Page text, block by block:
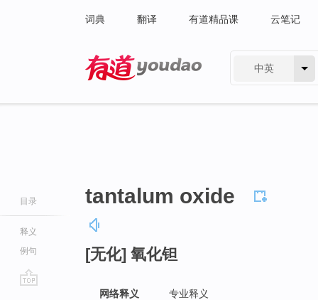
词典 翻译 有道精品课 云笔记
中英
目录
释义
例句
tantalum oxide
[无化] 氧化钽
网络释义 专业释义